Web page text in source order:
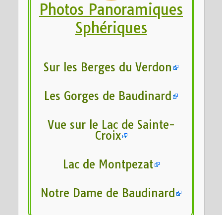
Photos Panoramiques
Sphériques
Sur les Berges du Verdon
Les Gorges de Baudinard
Vue sur le Lac de Sainte-
Croix
Lac de Montpezat
Notre Dame de Baudinard